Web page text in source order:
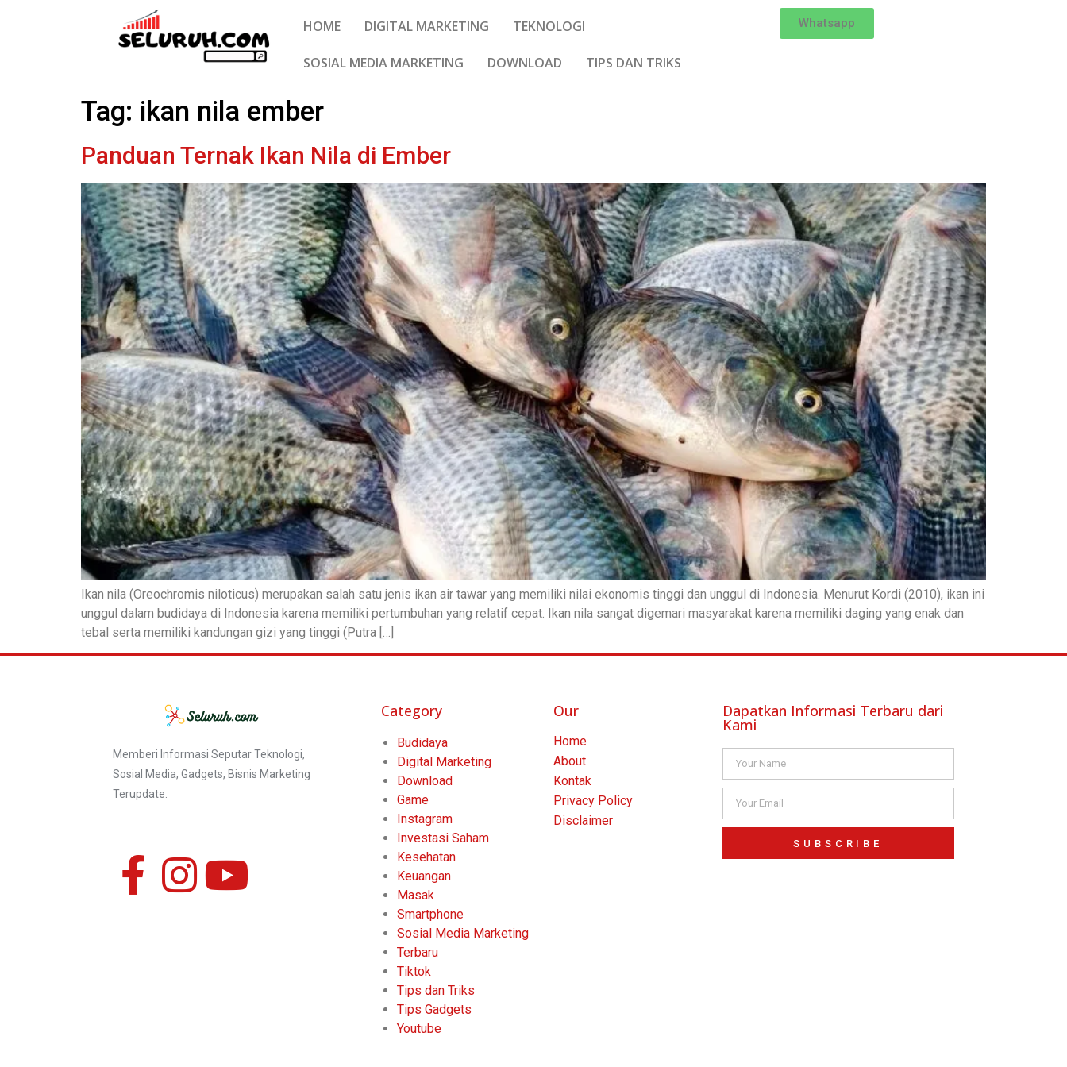
HOME DIGITAL MARKETING TEKNOLOGI
SOSIAL MEDIA MARKETING DOWNLOAD TIPS DAN TRIKS
Whatsapp
Tag: ikan nila ember
Panduan Ternak Ikan Nila di Ember
Ikan nila (Oreochromis niloticus) merupakan salah satu jenis ikan air tawar yang memiliki nilai ekonomis tinggi dan unggul di Indonesia. Menurut Kordi (2010), ikan ini
unggul dalam budidaya di Indonesia karena memiliki pertumbuhan yang relatif cepat. Ikan nila sangat digemari masyarakat karena memiliki daging yang enak dan
tebal serta memiliki kandungan gizi yang tinggi (Putra […]
Memberi Informasi Seputar Teknologi,
Sosial Media, Gadgets, Bisnis Marketing
Terupdate.
Category
Budidaya
Digital Marketing
Download
Game
Instagram
Investasi Saham
Kesehatan
Keuangan
Masak
Smartphone
Sosial Media Marketing
Terbaru
Tiktok
Tips dan Triks
Tips Gadgets
Youtube
Our
Home
About
Kontak
Privacy Policy
Disclaimer
Dapatkan Informasi Terbaru dari
Kami
SUBSCRIBE